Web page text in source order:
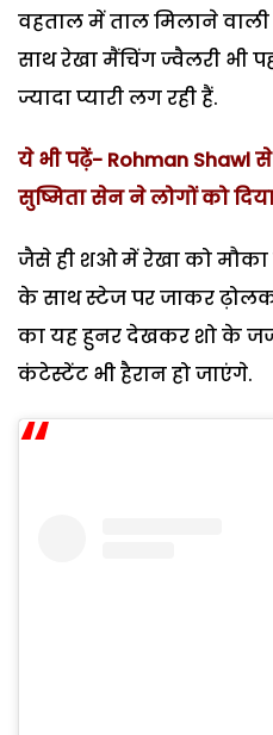
वहताल में ताल मिलाने
साथ रेखा मैंचिंग ज्वैलरी भी
ज्यादा प्यारी लग रही हैं.
ये भी पढ़ें- Rohman Shawl
सुष्मिता सेन ने लोगों को
जैसे ही शओ में रेखा को मौका
के साथ स्टेज पर जाकर
का यह हुनर देखकर शो के
कंटेस्टेंट भी हैरान हो जाएंगे.